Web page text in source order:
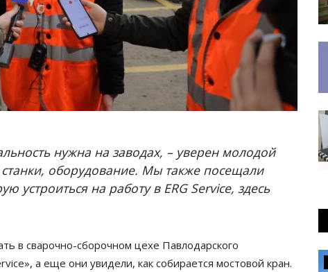
нужна на заводах, – уверен молодой
оборудование. Мы также посещали
устроиться на работу в ERG Service, здесь
в сварочно-сборочном цехе Павлодарского
а еще они увидели, как собирается мостовой кран.
Общество